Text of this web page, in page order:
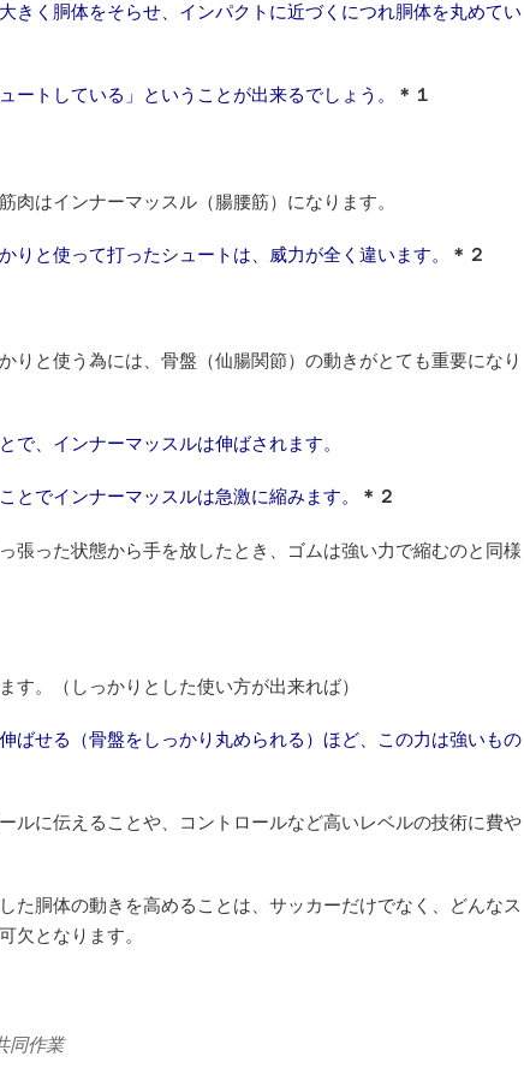
きく胴体をそらせ、インパクトに近づくにつれ胴体を丸めてい
ートしている」ということが出来るでしょう。 ＊１
肉はインナーマッスル（腸腰筋）になります。
りと使って打ったシュートは、威力が全く違います。 ＊２
りと使う為には、骨盤（仙腸関節）の動きがとても重要になり
で、インナーマッスルは伸ばされます。
とでインナーマッスルは急激に縮みます。 ＊２
張った状態から手を放したとき、ゴムは強い力で縮むのと同様
す。（しっかりとした使い方が出来れば）
ばせる（骨盤をしっかり丸められる）ほど、この力は強いもの
ルに伝えることや、コントロールなど高いレベルの技術に費や
た胴体の動きを高めることは、サッカーだけでなく、どんなス
欠となります。
同作業